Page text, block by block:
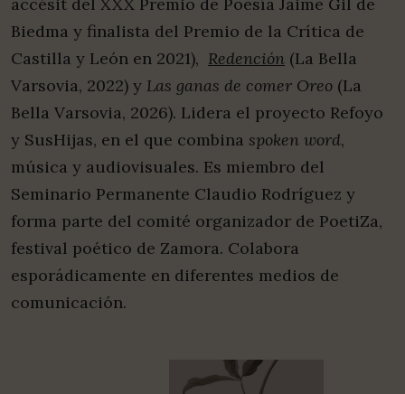
accésit del XXX Premio de Poesía Jaime Gil de
Biedma y finalista del Premio de la Crítica de
Castilla y León en 2021), Redención (La Bella
Varsovia, 2022) y Las ganas de comer Oreo (La
Bella Varsovia, 2026). Lidera el proyecto Refoyo
y SusHijas, en el que combina spoken word,
música y audiovisuales. Es miembro del
Seminario Permanente Claudio Rodríguez y
forma parte del comité organizador de PoetiZa,
festival poético de Zamora. Colabora
esporádicamente en diferentes medios de
comunicación.